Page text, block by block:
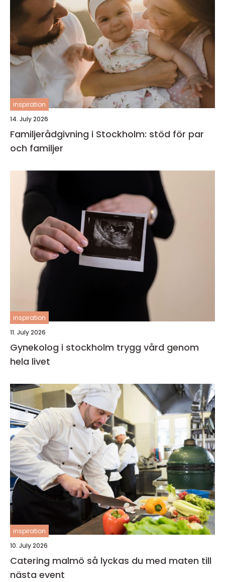
inspiration
14. July 2026
Familjerådgivning i Stockholm: stöd för par
och familjer
inspiration
11. July 2026
Gynekolog i stockholm trygg vård genom
hela livet
inspiration
10. July 2026
Catering malmö så lyckas du med maten till
nästa event